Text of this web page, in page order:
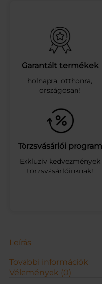
A
n
l
i
y
b
b
a
r
ó
z
s
a
k
l
i
Garantált termékek
holnapra, otthonra,
országosan!
Törzsvásárlói program
Exkluzív kedvezmények
törzsvásárlóinknak!
Leírás
További információk
Vélemények (0)